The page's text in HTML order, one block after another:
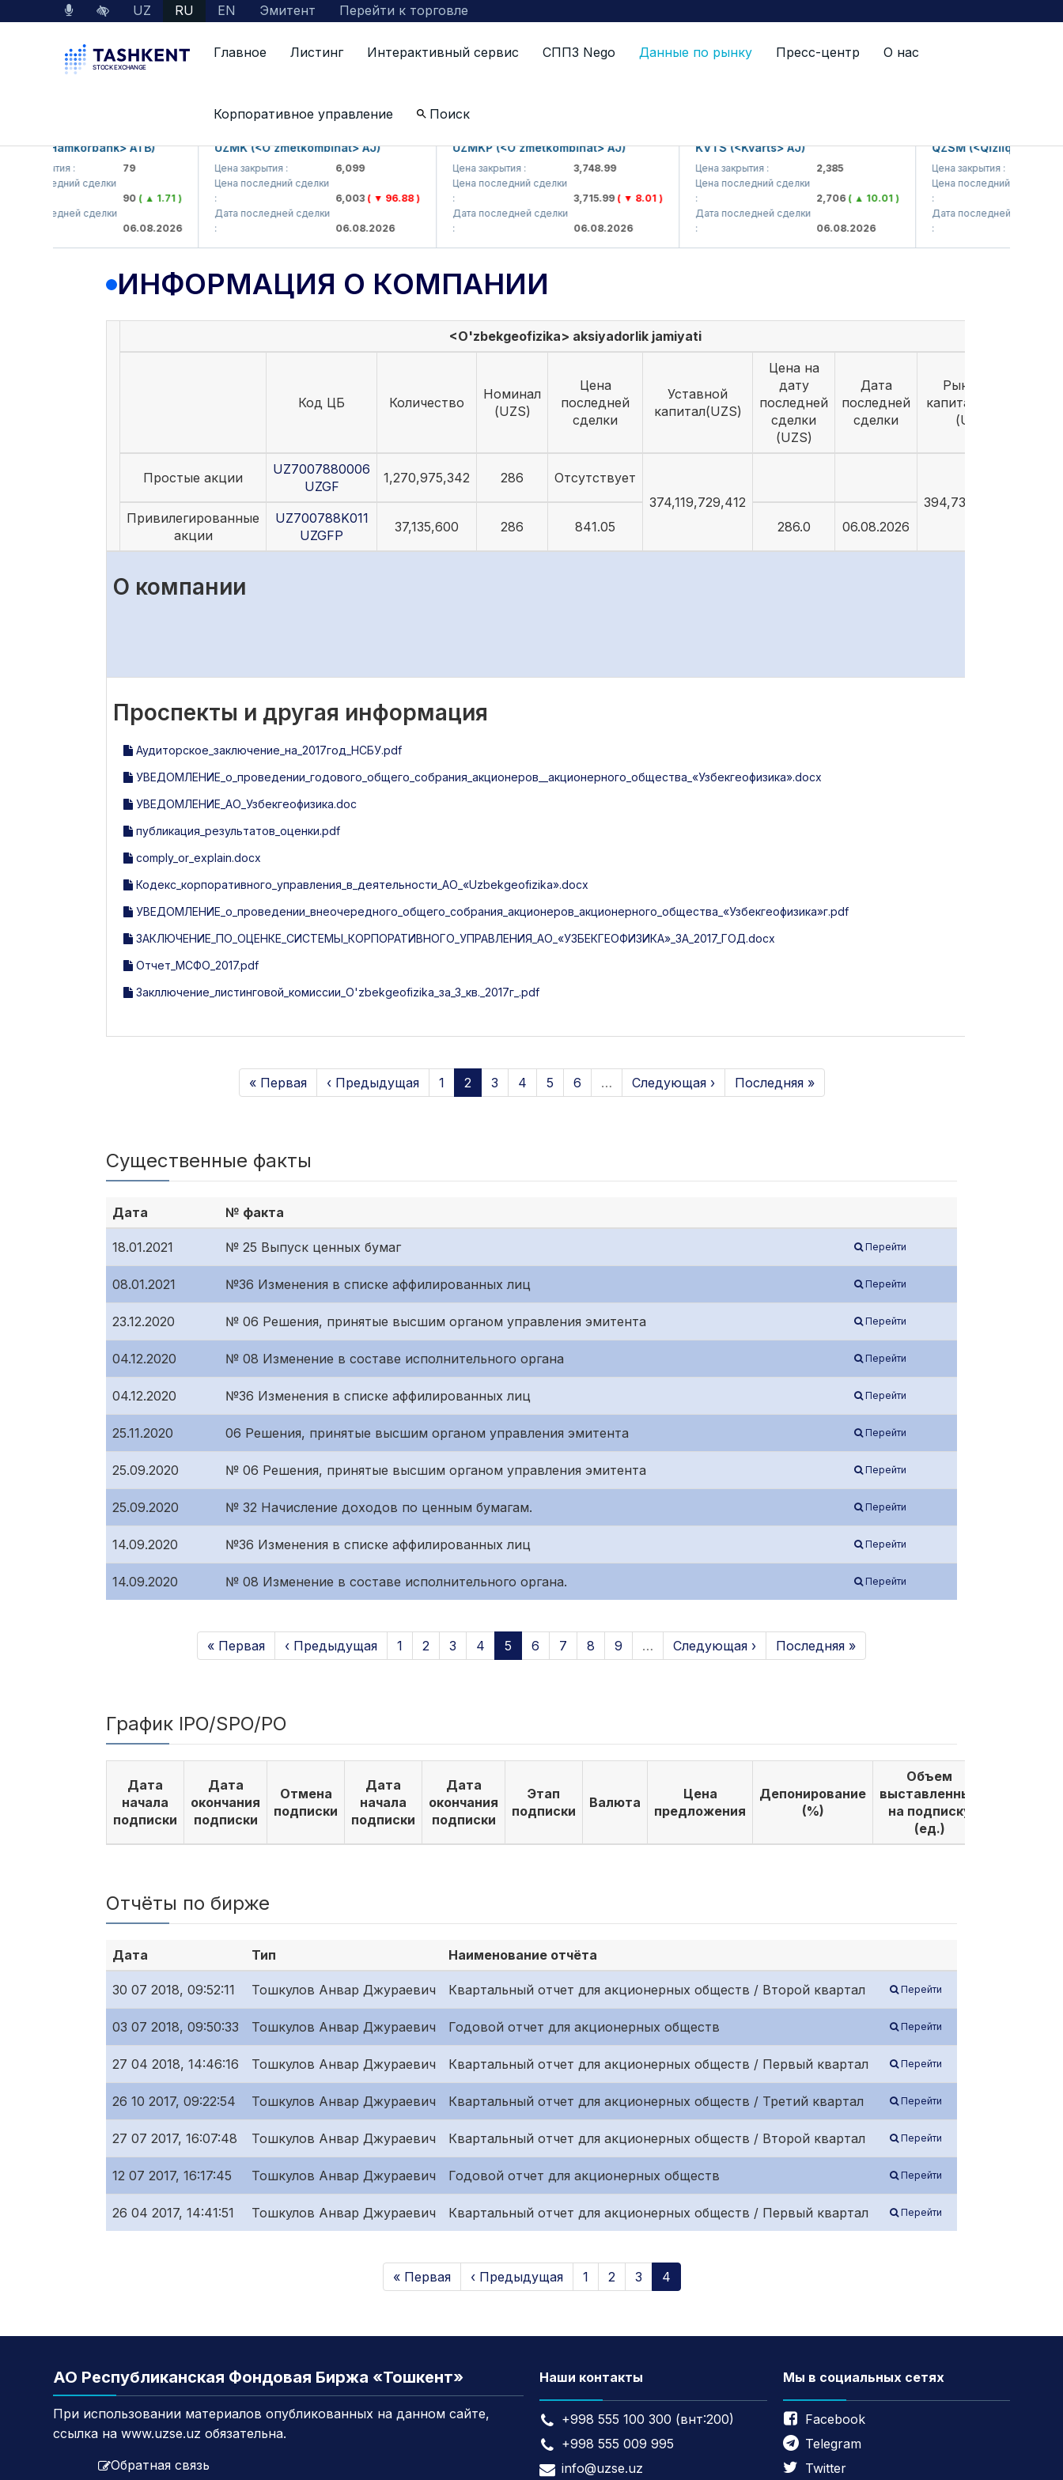
UZ RU EN Эмитент Перейти к торговле
Главное Листинг Интерактивный сервис СППЗ Nego Данные по рынку Пресс-центр О нас
Корпоративное управление Поиск
Информация о компании
(<Hamkorbank> ATB)
закрытия :
последний сделки
( ▲ 1.71 )
последней сделки
06.08.2026
UZMK (<O'zmetkombinat> AJ)
Цена закрытия :
6,099
Цена последний сделки
6,003( ▼ 96.88 )
Дата последней сделки
06.08.2026
UZMKP (<O'zmetkombinat> AJ)
Цена закрытия :
3,748.99
Цена последний сделки
3,715.99( ▼ 8.01 )
Дата последней сделки
06.08.2026
KVTS (<Kvarts> AJ)
Цена закрытия :
2,385
Цена последний сделки
2,706( ▲ 10.01 )
Дата последней сделки
06.08.2026
QZSM (<Qizilqumsement>
Цена закрытия :
Цена последний сделки
Дата последней сделки
ИНФОРМАЦИЯ О КОМПАНИИ
<O'zbekgeofizika> aksiyadorlik jamiyati
Код ЦБ Количество
Номинал
(UZS)
Цена
последней
сделки
Уставной
капитал(UZS)
Цена на
дату
последней
сделки
(UZS)
Дата
последней
сделки
Рыночная
капитализация
(UZS)
Простые акции
UZ7007880006
UZGF
1,270,975,342 286
Отсутствует
374,119,729,412
394,731,844,192
Привилегированные
акции
UZ700788K011
UZGFP
37,135,600 286 841.05 286.0 06.08.2026
О компании
Проспекты и другая информация
Аудиторское_заключение_на_2017год_НСБУ.pdf
УВЕДОМЛЕНИЕ_о_проведении_годового_общего_собрания_акционеров__акционерного_общества_«Узбекгеофизика».docx
УВЕДОМЛЕНИЕ_АО_Узбекгеофизика.doc
публикация_результатов_оценки.pdf
comply_or_explain.docx
Кодекс_корпоративного_управления_в_деятельности_АО_«Uzbekgeofizika».docx
УВЕДОМЛЕНИЕ_о_проведении_внеочередного_общего_собрания_акционеров_акционерного_общества_«Узбекгеофизика»г.pdf
ЗАКЛЮЧЕНИЕ_ПО_ОЦЕНКЕ_СИСТЕМЫ_КОРПОРАТИВНОГО_УПРАВЛЕНИЯ_АО_«УЗБЕКГЕОФИЗИКА»_ЗА_2017_ГОД.docx
Отчет_МСФО_2017.pdf
Закллючение_листинговой_комиссии_O'zbekgeofizika_за_3_кв._2017г_.pdf
« Первая ‹ Предыдущая 1 2 3 4 5 6 … Следующая › Последняя »
Существенные факты
Дата № факта
18.01.2021 № 25 Выпуск ценных бумаг Перейти
08.01.2021 №36 Изменения в списке аффилированных лиц Перейти
23.12.2020 № 06 Решения, принятые высшим органом управления эмитента Перейти
04.12.2020 № 08 Изменение в составе исполнительного органа Перейти
04.12.2020 №36 Изменения в списке аффилированных лиц Перейти
25.11.2020 06 Решения, принятые высшим органом управления эмитента Перейти
25.09.2020 № 06 Решения, принятые высшим органом управления эмитента Перейти
25.09.2020 № 32 Начисление доходов по ценным бумагам. Перейти
14.09.2020 №36 Изменения в списке аффилированных лиц Перейти
14.09.2020 № 08 Изменение в составе исполнительного органа. Перейти
« Первая ‹ Предыдущая 1 2 3 4 5 6 7 8 9 … Следующая › Последняя »
График IPO/SPO/PO
Дата
начала
подписки
Дата
окончания
подписки
Отмена
подписки
Дата
начала
подписки
Дата
окончания
подписки
Этап
подписки
Валюта
Цена
предложения
Депонирование
(%)
Объем
выставленных
на подписку
(ед.)
Отчёты по бирже
Дата Тип Наименование отчёта
30 07 2018, 09:52:11 Тошкулов Анвар Джураевич Квартальный отчет для акционерных обществ / Второй квартал Перейти
03 07 2018, 09:50:33 Тошкулов Анвар Джураевич Годовой отчет для акционерных обществ Перейти
27 04 2018, 14:46:16 Тошкулов Анвар Джураевич Квартальный отчет для акционерных обществ / Первый квартал Перейти
26 10 2017, 09:22:54 Тошкулов Анвар Джураевич Квартальный отчет для акционерных обществ / Третий квартал Перейти
27 07 2017, 16:07:48 Тошкулов Анвар Джураевич Квартальный отчет для акционерных обществ / Второй квартал Перейти
12 07 2017, 16:17:45 Тошкулов Анвар Джураевич Годовой отчет для акционерных обществ Перейти
26 04 2017, 14:41:51 Тошкулов Анвар Джураевич Квартальный отчет для акционерных обществ / Первый квартал Перейти
« Первая ‹ Предыдущая 1 2 3 4
АО Республиканская Фондовая Биржа «Тошкент»
При использовании материалов опубликованных на данном сайте,
ссылка на www.uzse.uz обязательна.
Обратная связь
Наши контакты
+998 555 100 300 (внт:200)
+998 555 009 995
info@uzse.uz
Мы в социальных сетях
Facebook
Telegram
Twitter